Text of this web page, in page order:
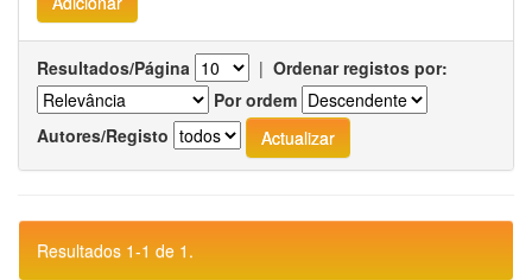
Resultados/Página | Ordenar registos por:
Por ordem
Autores/Registo
Resultados 1-1 de 1.